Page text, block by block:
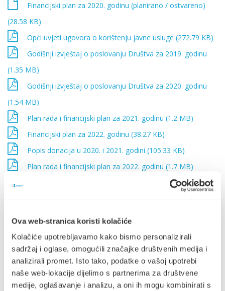
Ova web-stranica koristi kolačiće
Kolačiće upotrebljavamo kako bismo personalizirali
sadržaj i oglase, omogućili značajke društvenih medija i
analizirali promet. Isto tako, podatke o vašoj upotrebi
naše web-lokacije dijelimo s partnerima za društvene
medije, oglašavanje i analizu, a oni ih mogu kombinirati s
Financijski plan za 2020. godinu (planirano / ostvareno)
(28.58 KB)
Opći uvjeti ugovora o korištenju javne usluge (272.79 KB)
Godišnji izvještaj o poslovanju Društva za 2019. godinu
(1.35 MB)
Godišnji izvještaj o poslovanju Društva za 2020. godinu
(1.54 MB)
Plan rada i financijski plan za 2021. godinu (1.2 MB)
Financijski plan za 2022. godinu (38.27 KB)
Popis donacija u 2020. i 2021. godini (105.33 KB)
Plan rada i financijski plan za 2022. godinu (1.7 MB)
Plan rada i financijski plan za 2023. godinu (4.6 MB)
Godišnji izvještaj o poslovanju Društva za 2022. godinu
(4.19 MB)
Godišnji izvještaj o poslovanju Društva za 2023. godinu